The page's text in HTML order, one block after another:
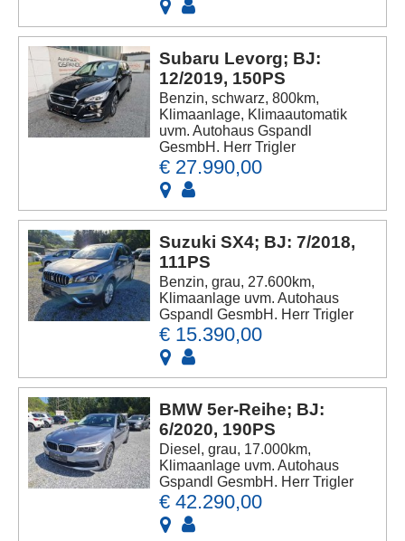
Subaru Levorg; BJ:
12/2019, 150PS
Benzin, schwarz, 800km,
Klimaanlage, Klimaautomatik
uvm. Autohaus Gspandl
GesmbH. Herr Trigler
€ 27.990,00
Suzuki SX4; BJ: 7/2018,
111PS
Benzin, grau, 27.600km,
Klimaanlage uvm. Autohaus
Gspandl GesmbH. Herr Trigler
€ 15.390,00
BMW 5er-Reihe; BJ:
6/2020, 190PS
Diesel, grau, 17.000km,
Klimaanlage uvm. Autohaus
Gspandl GesmbH. Herr Trigler
€ 42.290,00